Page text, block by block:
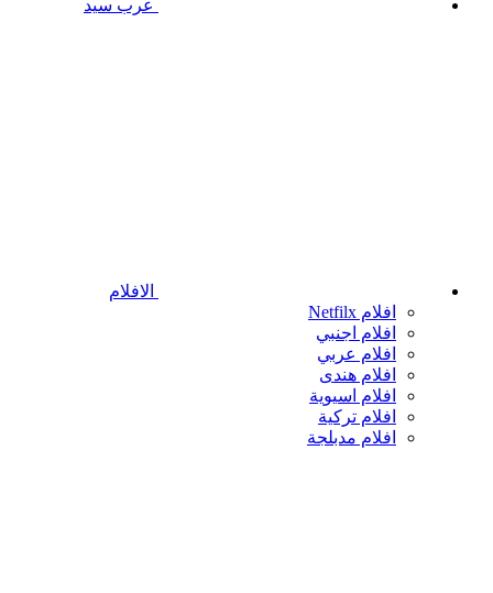
عرب سيد
الافلام
افلام Netfilx
افلام اجنبي
افلام عربي
افلام هندى
افلام اسيوية
افلام تركية
افلام مدبلجة